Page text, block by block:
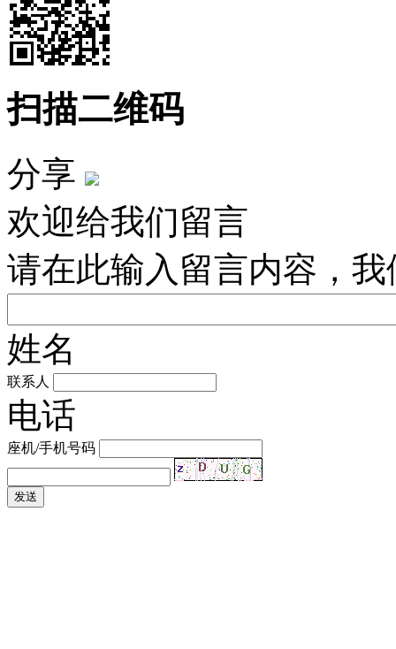
扫描二维码
分享
欢迎给我们留言
请在此输入留言内容，
姓名
联系人
电话
座机/手机号码